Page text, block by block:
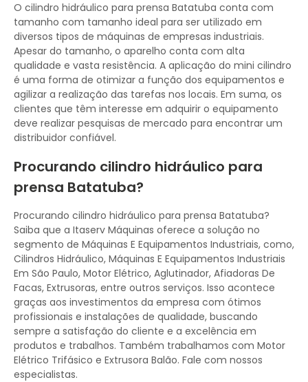
O cilindro hidráulico para prensa Batatuba conta com
tamanho com tamanho ideal para ser utilizado em
diversos tipos de máquinas de empresas industriais.
Apesar do tamanho, o aparelho conta com alta
qualidade e vasta resistência. A aplicação do mini cilindro
é uma forma de otimizar a função dos equipamentos e
agilizar a realização das tarefas nos locais. Em suma, os
clientes que têm interesse em adquirir o equipamento
deve realizar pesquisas de mercado para encontrar um
distribuidor confiável.
Procurando cilindro hidráulico para
prensa Batatuba?
Procurando cilindro hidráulico para prensa Batatuba?
Saiba que a Itaserv Máquinas oferece a solução no
segmento de Máquinas E Equipamentos Industriais, como,
Cilindros Hidráulico, Máquinas E Equipamentos Industriais
Em São Paulo, Motor Elétrico, Aglutinador, Afiadoras De
Facas, Extrusoras, entre outros serviços. Isso acontece
graças aos investimentos da empresa com ótimos
profissionais e instalações de qualidade, buscando
sempre a satisfação do cliente e a excelência em
produtos e trabalhos. Também trabalhamos com Motor
Elétrico Trifásico e Extrusora Balão. Fale com nossos
especialistas.